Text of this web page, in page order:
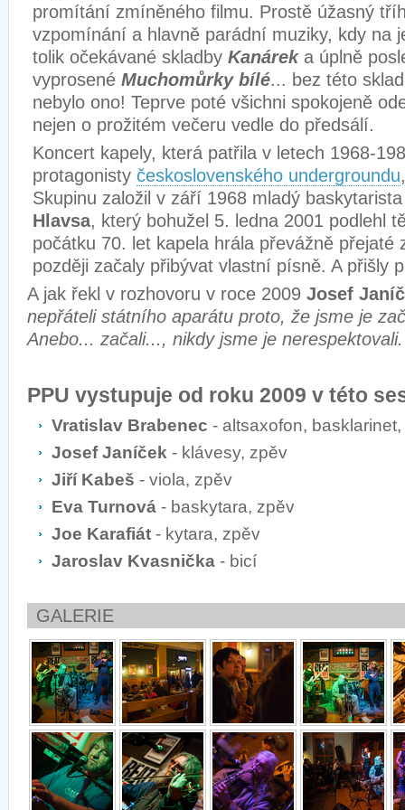
promítání zmíněného filmu. Prostě úžasný
vzpomínání a hlavně parádní muziky, kdy na
tolik očekávané skladby Kanáreka úplně
vyprosené Muchomůrky bílé... bez této
nebylo ono! Teprve poté všichni spokojeně
nejen o prožitém večeru vedle do předsálí.
Koncert kapely, která patřila v letech 1968-
protagonisty československého undergroundu
Skupinu založil v září 1968 mladý
Hlavsa, který bohužel 5. ledna 2001 podlehl
počátku 70. let kapela hrála převážně přejaté
později začaly přibývat vlastní písně. A přišly
A jak řekl v rozhovoru v roce 2009 Josef
nepřáteli státního aparátu proto, že jsme je
Anebo... začali..., nikdy jsme je
PPU vystupuje od roku 2009 v této
Vratislav Brabenec - altsaxofon,
Josef Janíček - klávesy, zpěv
Jiří Kabeš - viola, zpěv
Eva Turnová - baskytara, zpěv
Joe Karafiát - kytara, zpěv
Jaroslav Kvasnička - bicí
GALERIE